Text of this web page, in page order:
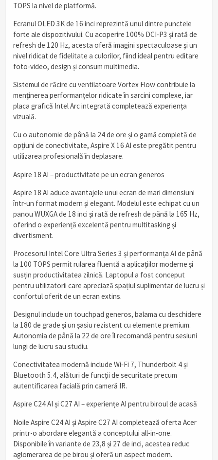
TOPS la nivel de platformă.
Ecranul OLED 3K de 16 inci reprezintă unul dintre punctele
forte ale dispozitivului. Cu acoperire 100% DCI-P3 și rată de
refresh de 120 Hz, acesta oferă imagini spectaculoase și un
nivel ridicat de fidelitate a culorilor, fiind ideal pentru editare
foto-video, design și consum multimedia.
Sistemul de răcire cu ventilatoare Vortex Flow contribuie la
menținerea performanțelor ridicate în sarcini complexe, iar
placa grafică Intel Arc integrată completează experiența
vizuală.
Cu o autonomie de până la 24 de ore și o gamă completă de
opțiuni de conectivitate, Aspire X 16 AI este pregătit pentru
utilizarea profesională în deplasare.
Aspire 18 AI – productivitate pe un ecran generos
Aspire 18 AI aduce avantajele unui ecran de mari dimensiuni
într-un format modern și elegant. Modelul este echipat cu un
panou WUXGA de 18 inci și rată de refresh de până la 165 Hz,
oferind o experiență excelentă pentru multitasking și
divertisment.
Procesorul Intel Core Ultra Series 3 și performanța AI de până
la 100 TOPS permit rularea fluentă a aplicațiilor moderne și
susțin productivitatea zilnică. Laptopul a fost conceput
pentru utilizatorii care apreciază spațiul suplimentar de lucru și
confortul oferit de un ecran extins.
Designul include un touchpad generos, balama cu deschidere
la 180 de grade și un șasiu rezistent cu elemente premium.
Autonomia de până la 22 de ore îl recomandă pentru sesiuni
lungi de lucru sau studiu.
Conectivitatea modernă include Wi‑Fi 7, Thunderbolt 4 și
Bluetooth 5.4, alături de funcții de securitate precum
autentificarea facială prin cameră IR.
Aspire C24 AI și C27 AI – experiențe AI pentru biroul de acasă
Noile Aspire C24 AI și Aspire C27 AI completează oferta Acer
printr-o abordare elegantă a conceptului all-in-one.
Disponibile în variante de 23,8 și 27 de inci, acestea reduc
aglomerarea de pe birou și oferă un aspect modern.